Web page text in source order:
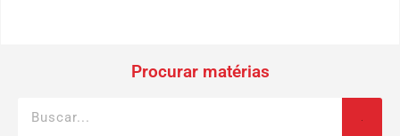
Procurar matérias